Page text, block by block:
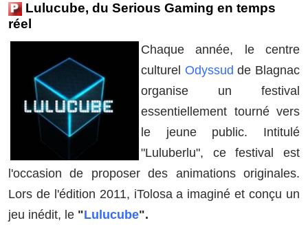
Lulucube, du Serious Gaming en temps
réel
Chaque année, le centre
culturel Odyssud de Blagnac
organise un festival
essentiellement tourné vers
le jeune public. Intitulé
"Luluberlu", ce festival est
l'occasion de proposer des animations originales.
Lors de l'édition 2011, iTolosa a imaginé et conçu un
jeu inédit, le "Lulucube".